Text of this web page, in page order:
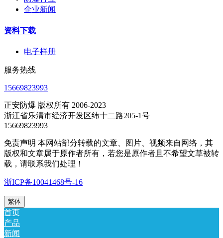
企业新闻
资料下载
电子样册
服务热线
15669823993
正安防爆 版权所有 2006-2023
浙江省乐清市经济开发区纬十二路205-1号
15669823993
免责声明 本网站部分转载的文章、图片、视频来自网络，其
版权和文章属于原作者所有，若您是原作者且不希望文草被转
载，请联系我们处理！
浙ICP备10041468号-16
繁体
首页
产品
新闻